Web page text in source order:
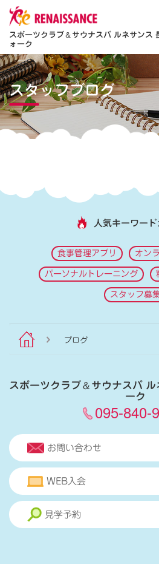
スポーツクラブ＆サウナスパ ルネサンス
ォーク
スタッフブログ
人気キーワー
食事管理アプリ オン
パーソナルトレーニング
スタッフ募
ブログ
スポーツクラブ＆サウナスパ
ーク
095-840-
お問い合わせ
WEB入会
見学予約